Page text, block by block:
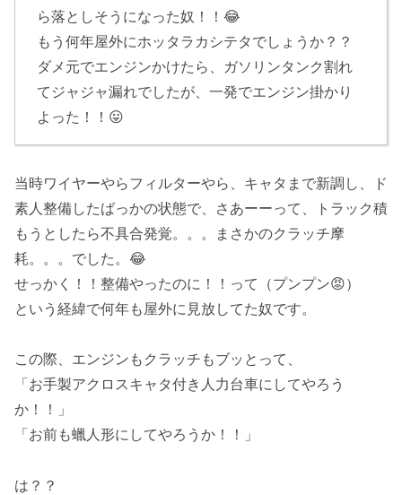
ら落としそうになった奴！！😂
もう何年屋外にホッタラカシテタでしょうか？？
ダメ元でエンジンかけたら、ガソリンタンク割れ
てジャジャ漏れでしたが、一発でエンジン掛かり
よった！！😛
当時ワイヤーやらフィルターやら、キャタまで新調し、ド
素人整備したばっかの状態で、さあーーって、トラック積
もうとしたら不具合発覚。。。まさかのクラッチ摩
耗。。。でした。😂
せっかく！！整備やったのに！！って（プンプン😡）
という経緯で何年も屋外に見放してた奴です。
この際、エンジンもクラッチもブッとって、
「お手製アクロスキャタ付き人力台車にしてやろう
か！！」
「お前も蠟人形にしてやろうか！！」
は？？